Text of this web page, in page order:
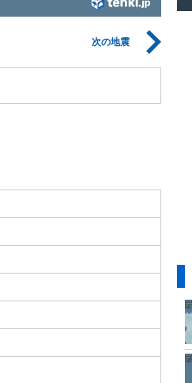
次の地震